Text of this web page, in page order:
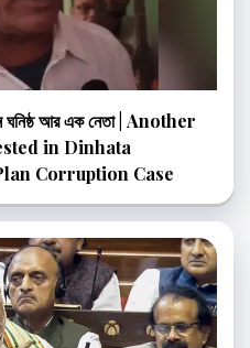
ঘনিষ্ঠ আর এক নেতা | Another
in Dinhata
Corruption Case